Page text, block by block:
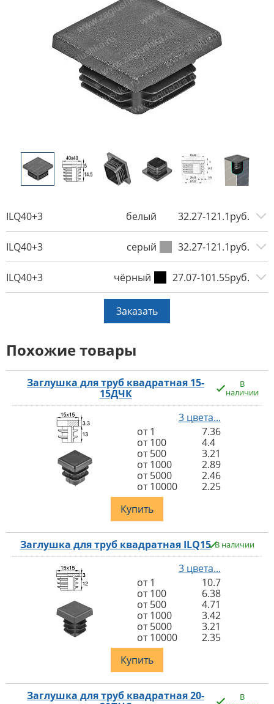
ILQ40+3 белый 32.27-121.1руб.
ILQ40+3 серый 32.27-121.1руб.
ILQ40+3 чёрный 27.07-101.55руб.
Заказать
Похожие товары
Заглушка для труб квадратная 15-
15ДЧК
В
наличии
3 цвета...
от 1
7.36
от 100
4.4
от 500
3.21
от 1000
2.89
от 5000
2.46
от 10000
2.25
Купить
Заглушка для труб квадратная ILQ15 В наличии
3 цвета...
от 1
10.7
от 100
6.38
от 500
4.71
от 1000
3.42
от 5000
3.21
от 10000
2.35
Купить
Заглушка для труб квадратная 20-
В